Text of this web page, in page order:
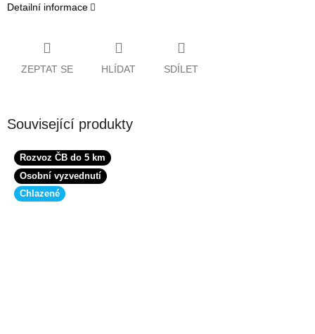
Detailní informace
ZEPTAT SE HLÍDAT SDÍLET
Související produkty
Rozvoz ČB do 5 km
Osobní vyzvednutí
Chlazené